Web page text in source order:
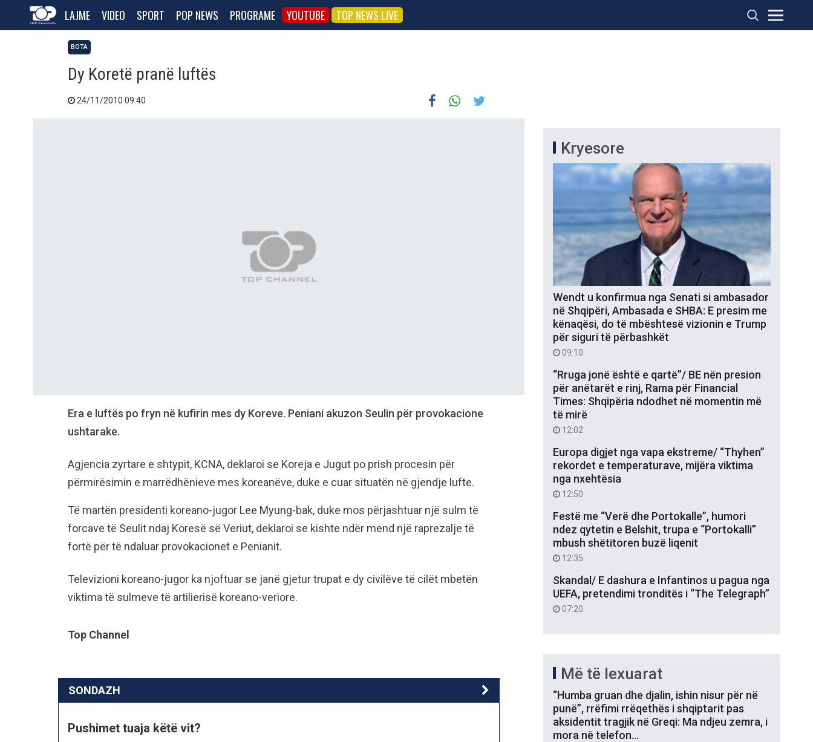
LAJME VIDEO SPORT POP NEWS PROGRAME YOUTUBE TOP NEWS LIVE
BOTA
Dy Koretë pranë luftës
24/11/2010 09:40
Era e luftës po fryn në kufirin mes dy Koreve. Peniani akuzon Seulin për provokacione
ushtarake.
Agjencia zyrtare e shtypit, KCNA, deklaroi se Koreja e Jugut po prish procesin për
përmirësimin e marrëdhënieve mes koreanëve, duke e cuar situatën në gjendje lufte.
Të martën presidenti koreano-jugor Lee Myung-bak, duke mos përjashtuar një sulm të
forcave të Seulit ndaj Koresë së Veriut, deklaroi se kishte ndër mend një raprezalje të
fortë për të ndaluar provokacionet e Penianit.
Televizioni koreano-jugor ka njoftuar se janë gjetur trupat e dy civilëve të cilët mbetën
viktima të sulmeve të artilierisë koreano-veriore.
Top Channel
SONDAZH
Pushimet tuaja këtë vit?
Kryesore
Wendt u konfirmua nga Senati si ambasador
në Shqipëri, Ambasada e SHBA: E presim me
kënaqësi, do të mbështesë vizionin e Trump
për siguri të përbashkët
09:10
“Rruga jonë është e qartë”/ BE nën presion
për anëtarët e rinj, Rama për Financial
Times: Shqipëria ndodhet në momentin më
të mirë
12:02
Europa digjet nga vapa ekstreme/ “Thyhen”
rekordet e temperaturave, mijëra viktima
nga nxehtësia
12:50
Festë me “Verë dhe Portokalle”, humori
ndez qytetin e Belshit, trupa e “Portokalli”
mbush shëtitoren buzë liqenit
12:35
Skandal/ E dashura e Infantinos u pagua nga
UEFA, pretendimi tronditës i “The Telegraph”
07:20
Më të lexuarat
“Humba gruan dhe djalin, ishin nisur për në
punë”, rrëfimi rrëqethës i shqiptarit pas
aksidentit tragjik në Greqi: Ma ndjeu zemra, i
mora në telefon…